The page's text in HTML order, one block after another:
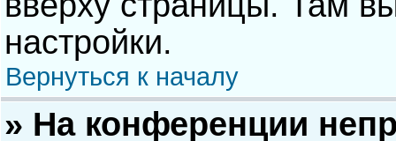
настройки.
Вернуться к началу
» На конференции